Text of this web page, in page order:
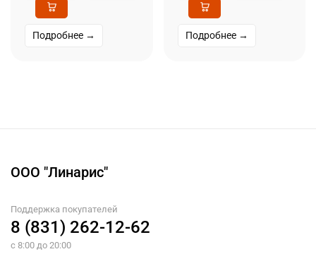
Подробнее → Подробнее →
ООО "Линарис"
Поддержка покупателей
8 (831) 262-12-62
с 8:00 до 20:00